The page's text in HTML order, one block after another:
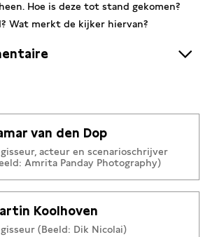
Hoe is deze tot stand gekomen?
Wat merkt de kijker hiervan?
er mis, wanneer ging het goed en hoe
van nu hierop terug? Een jonge
de aanwezigheid van een
op de set. Maar wat doet dat met een
van den Dop
acteur en scenarioschrijver
Amrita Panday Photography)
Koolhoven
(Beeld: Dik Nicolai)